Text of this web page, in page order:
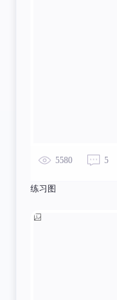
5580 5
练习图